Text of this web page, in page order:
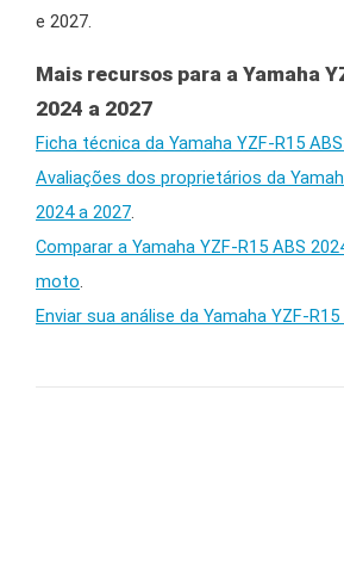
e 2027.
Mais recursos para a Yamaha
2024 a 2027
Ficha técnica da Yamaha YZF-R15
Avaliações dos proprietários da
2024 a 2027.
Comparar a Yamaha YZF-R15 ABS
moto.
Enviar sua análise da Yamaha YZF-